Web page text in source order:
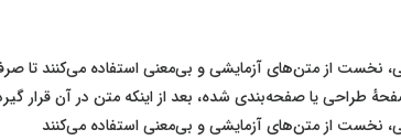
نخست از متن‌های آزمایشی و بی‌معنی استفاده می‌کنند تا
طراحی یا صفحه‌بندی شده، بعد از اینکه متن در آن قرار گیرد
نخست از متن‌های آزمایشی و بی‌معنی استفاده می‌کنند